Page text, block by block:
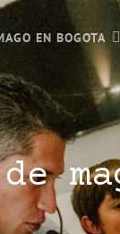
EN BOGOTA